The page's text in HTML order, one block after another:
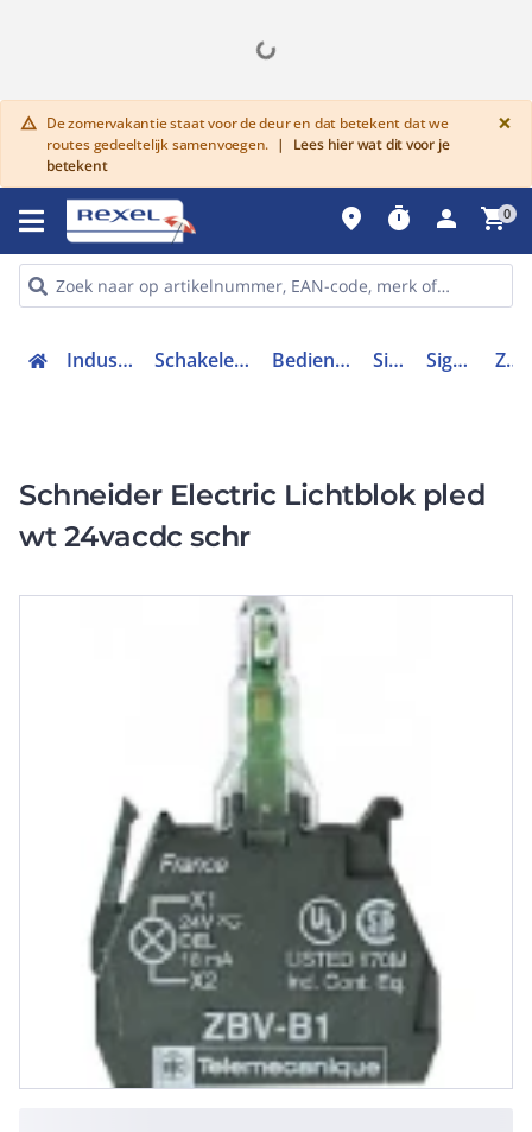
warning De zomervakantie staat voor de deur en dat betekent dat we
routes gedeeltelijk samenvoegen. |
Lees hier wat dit voor je
betekent
×
place timer person shopping_cart0
Industriele componenten Schakelen, bedienen en signaleren Bedieningen en signaleringen Signaallampen Signaallamphouder ZBVB1
Schneider Electric Lichtblok pled
wt 24vacdc schr